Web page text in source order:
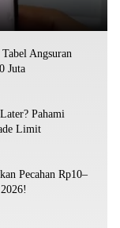
Angsuran
Juta
Pahami
Limit
Pecahan Rp10–